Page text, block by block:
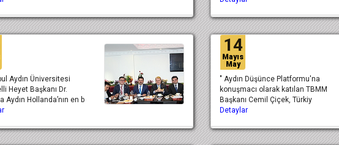
Aydın Üniversitesi
Heyet Başkanı Dr.
Aydın Hollanda’nın en b
14
Mayıs
May
" Aydın Düşünce Platformu'na
konuşmacı olarak katılan TBMM
Başkanı Cemil Çiçek, Türkiy
Detaylar